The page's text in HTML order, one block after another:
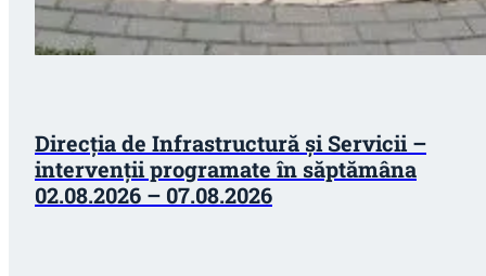
Direcţia de Infrastructură și Servicii –
intervenții programate în săptămâna
02.08.2026 – 07.08.2026